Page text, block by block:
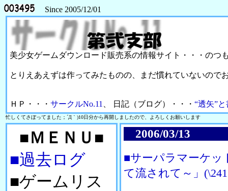
Since 2005/12/01
美少女ゲームダウンロード販売系の情報サイト・・・のつ
とりえあえずは作ってみたものの、まだ慣れていないので
ＨＰ・・・ サークルNo.11 、 日記（ブログ）・・・ “透矢”
忙しくてさぼってました；´Д｀)10日分から再開しましたので、よろしくお願いします
■ＭＥＮＵ■
■過去ログ
■ゲームリス
2006/03/13
■サーパラマーケッ
て流されて～」